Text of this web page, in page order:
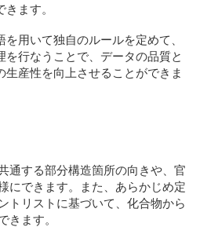
ます。
用いて独自のルールを定めて、
を行なうことで、データの品質と
産性を向上させることができま
通する部分構造箇所の向きや、官
にできます。また、あらかじめ定
トリストに基づいて、化合物から
きます。